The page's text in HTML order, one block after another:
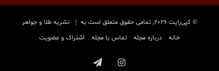
© کپی‌رایت 2026, تمامی حقوق متعلق است به |
نشریه طلا و جواهر
خانه
درباره مجله تماس با مجله اشتراک و عضویت
اینستاگرامتلگرام